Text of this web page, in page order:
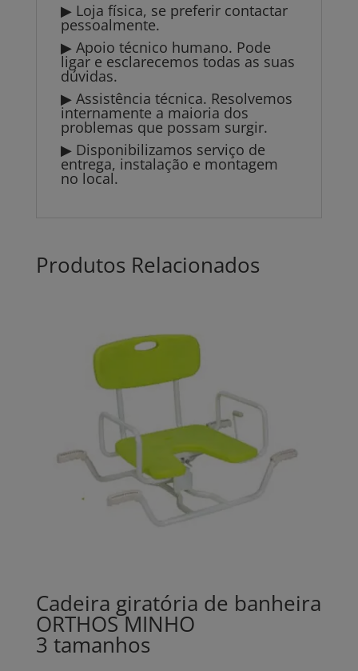
▶ Loja física, se preferir contactar
pessoalmente.
▶ Apoio técnico humano. Pode
ligar e esclarecemos todas as suas
dúvidas.
▶ Assistência técnica. Resolvemos
internamente a maioria dos
problemas que possam surgir.
▶ Disponibilizamos serviço de
entrega, instalação e montagem
no local.
Produtos Relacionados
Cadeira giratória de banheira
ORTHOS MINHO
3 tamanhos